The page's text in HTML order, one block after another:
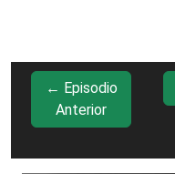
← Episodio
Anterior